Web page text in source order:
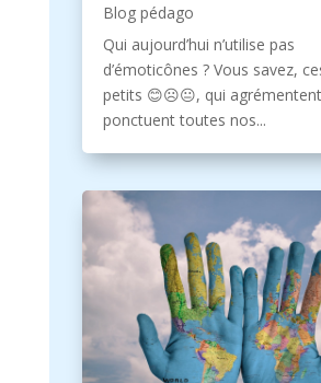
Blog pédago
Qui aujourd’hui n’utilise pas
d’émoticônes ? Vous savez,
petits 😊☹😐, qui
ponctuent toutes nos...